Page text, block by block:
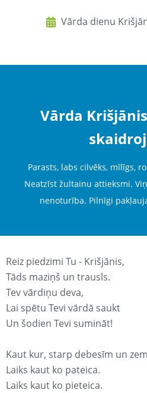
Vārda dienu
Vārda
Parasts, labs cilvēks, mīlīgs,
Neatzīst žultainu attieksmi.
nenoturība. Pilnīgi
Reiz piedzimi Tu - Krišjānis,
Tāds maziņš un trausls.
Tev vārdiņu deva,
Lai spētu Tevi vārdā saukt
Un šodien Tevi sumināt!
Kaut kur, starp debesīm un
Laiks kaut ko pateica.
Laiks kaut ko pieteica.